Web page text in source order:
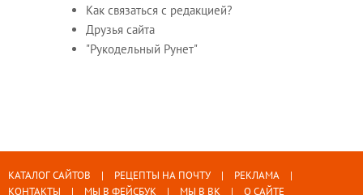
Как связаться с редакцией?
Друзья сайта
"Рукодельный Рунет"
КАТАЛОГ САЙТОВ РЕЦЕПТЫ НА ПОЧТУ
РЕКЛАМА
КОНТАКТЫ
МЫ В ФЕЙСБУК МЫ В ВК О САЙТЕ